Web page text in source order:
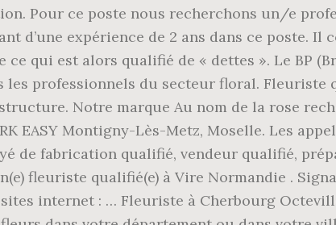
Pour ce poste nous recherchons un/e
d’une expérience de 2 ans dans ce poste. Il
ce qui est alors qualifié de « dettes ». Le BP
professionnels du secteur floral. Fleuriste
Notre marque Au nom de la rose
EASY Montigny-Lès-Metz, Moselle. Les
de fabrication qualifié, vendeur qualifié,
fleuriste qualifié(e) à Vire Normandie .
internet : … Fleuriste à Cherbourg